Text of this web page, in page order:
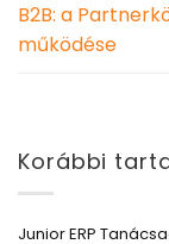
B2B: a
működése
Korábbi
Junior ERP